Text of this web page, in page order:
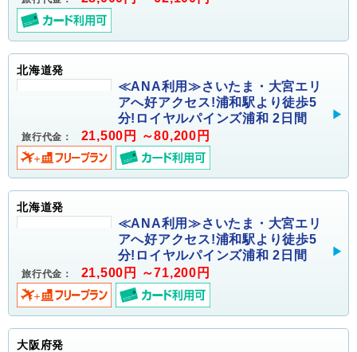
北海道発
≪ANA利用≫さいたま・大宮エリ
アへ好アクセス!浦和駅より徒歩5
分!ロイヤルパインズ浦和 2日間
旅行代金： 21,500円 ～80,200円
北海道発
≪ANA利用≫さいたま・大宮エリ
アへ好アクセス!浦和駅より徒歩5
分!ロイヤルパインズ浦和 2日間
旅行代金： 21,500円 ～71,200円
大阪府発